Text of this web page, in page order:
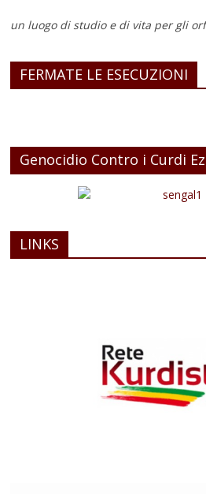
un luogo di studio e di vita per gli
FERMATE LE ESECUZIONI
Genocidio Contro i Curdi
LINKS